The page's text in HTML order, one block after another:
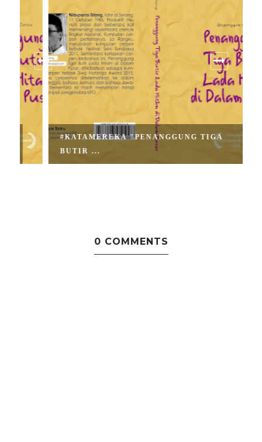
#KATAMEREKA "PENANGGUNG TIGA
BUTIR ...
0 COMMENTS